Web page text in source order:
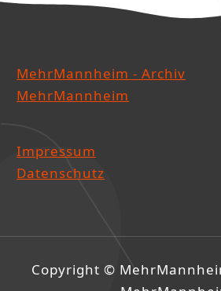
MehrMannheim - Archiv
MehrMannheim
Impressum
Datenschutz
Copyright ©